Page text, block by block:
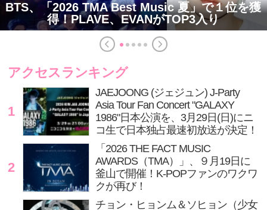
BTS、「2026 TMA Best Music 夏」で１位を獲
得！PLAVE、EVANがTOP3入り
アクセスランキング
1
JAEJOONG (ジェジュン) J-Party
Asia Tour Fan Concert "GALAXY
1986"日本公演を、3月29日(日)にニ
コ生で日本独占最速初放送が決定！
2
「2026 THE FACT MUSIC
AWARDS（TMA）」、９月19日に
釜山で開催！K-POPファンのワクワ
クが再び！
チョン・ヒョンム＆ソヒョン（少女